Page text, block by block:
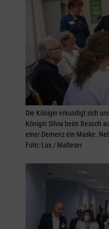
Die Königin erkundigt sich
Königin Silvia beim Besuch
einer Demenz ein Maske.
Foto: Lux / Malteser